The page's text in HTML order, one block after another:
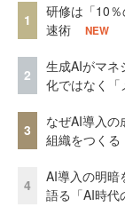
1
研修は「10
速術
NEW
2
生成AIがマネ
化ではなく「
3
なぜAI導入の
組織をつくる
4
AI導入の明暗
語る「AI時代